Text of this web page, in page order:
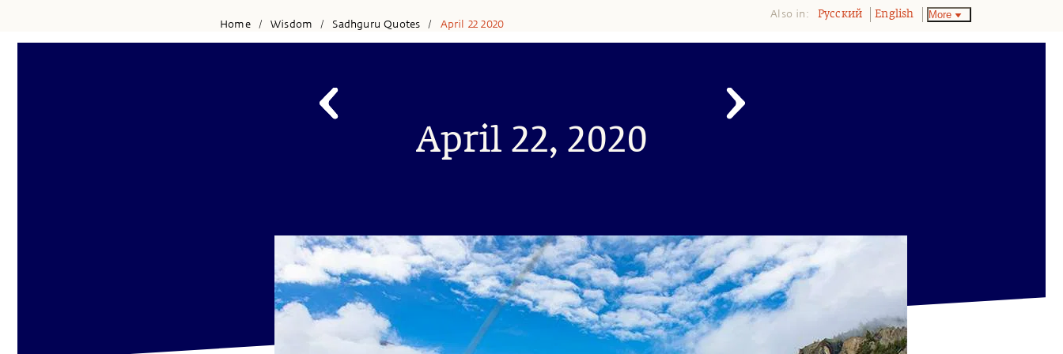
Home / Wisdom / Sadhguru Quotes / April 22 2020
Also in: Pусский English More
April 22, 2020